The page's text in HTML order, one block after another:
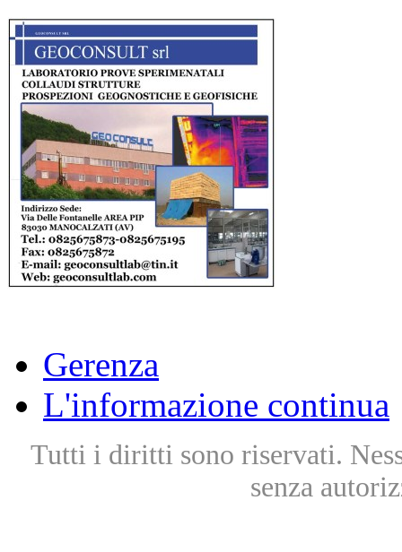
Gerenza
L'informazione continua
Tutti i diritti sono riservati.
senza